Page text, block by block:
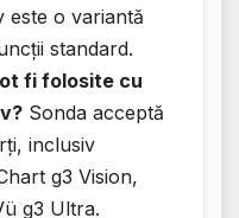
este o variantă
standard.
fi folosite cu
Sonda acceptă
inclusiv
g3 Vision,
g3 Ultra.